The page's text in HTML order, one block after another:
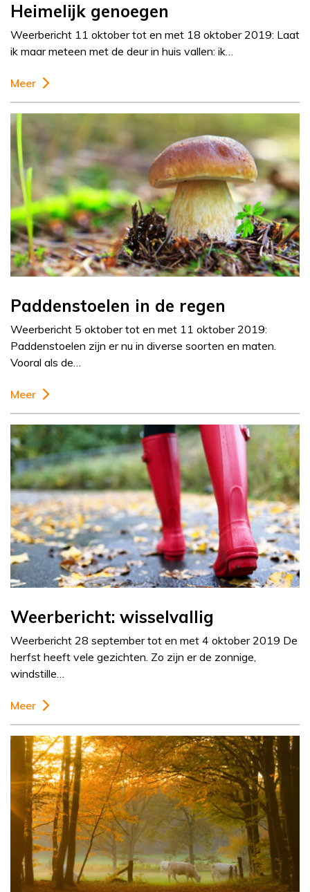
Heimelijk genoegen
Weerbericht 11 oktober tot en met 18 oktober 2019: Laat
ik maar meteen met de deur in huis vallen: ik…
Meer
Paddenstoelen in de regen
Weerbericht 5 oktober tot en met 11 oktober 2019:
Paddenstoelen zijn er nu in diverse soorten en maten.
Vooral als de…
Meer
Weerbericht: wisselvallig
Weerbericht 28 september tot en met 4 oktober 2019 De
herfst heeft vele gezichten. Zo zijn er de zonnige,
windstille…
Meer